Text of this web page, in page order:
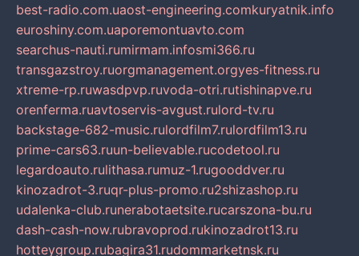
best-radio.com.uaost-engineering.comkuryatnik.info
euroshiny.com.uaporemontuavto.com
searchus-nauti.rumirmam.infosmi366.ru
transgazstroy.ruorgmanagement.orgyes-fitness.ru
xtreme-rp.ruwasdpvp.ruvoda-otri.rutishinapve.ru
orenferma.ruavtoservis-avgust.rulord-tv.ru
backstage-682-music.rulordfilm7.rulordfilm13.ru
prime-cars63.ruun-believable.rucodetool.ru
legardoauto.rulithasa.rumuz-1.rugooddver.ru
kinozadrot-3.ruqr-plus-promo.ru2shizashop.ru
udalenka-club.runerabotaetsite.rucarszona-bu.ru
dash-cash-now.rubravoprod.rukinozadrot13.ru
hotteygroup.rubagira31.rudommarketnsk.ru